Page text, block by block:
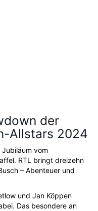
der
Allstars 2024
vom
RTL bringt dreizehn
– Abenteuer und
und Jan Köppen
Das besondere an